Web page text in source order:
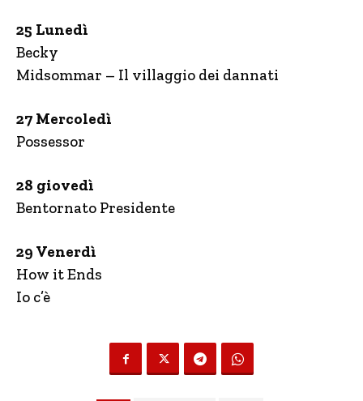
25 Lunedì
Becky
Midsommar – Il villaggio dei dannati
27 Mercoledì
Possessor
28 giovedì
Bentornato Presidente
29 Venerdì
How it Ends
Io c’è